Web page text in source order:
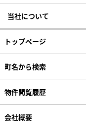
当社について
トップページ
町名から検索
物件閲覧履歴
会社概要